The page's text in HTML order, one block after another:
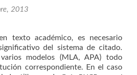
2013
texto académico, es necesario
del sistema de citado.
modelos (MLA, APA) todo
correspondiente. En el caso